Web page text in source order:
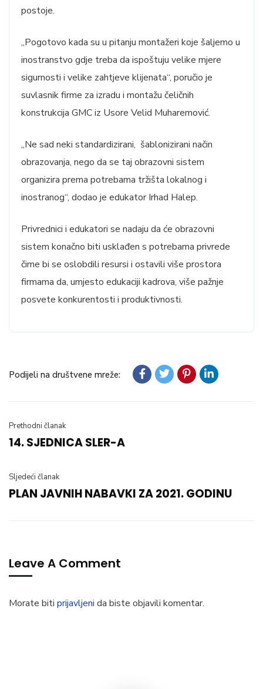
postoje.
„Pogotovo kada su u pitanju montažeri koje šaljemo u
inostranstvo gdje treba da ispoštuju velike mjere
sigurnosti i velike zahtjeve klijenata“, poručio je
suvlasnik firme za izradu i montažu čeličnih
konstrukcija GMC iz Usore Velid Muharemović.
„Ne sad neki standardizirani, šablonizirani način
obrazovanja, nego da se taj obrazovni sistem
organizira prema potrebama tržišta lokalnog i
inostranog“, dodao je edukator Irhad Halep.
Privrednici i edukatori se nadaju da će obrazovni
sistem konačno biti usklađen s potrebama privrede
čime bi se oslobdili resursi i ostavili više prostora
firmama da, umjesto edukaciji kadrova, više pažnje
posvete konkurentosti i produktivnosti.
Podijeli na društvene mreže:
Prethodni članak
14. SJEDNICA SLER-A
Sljedeći članak
PLAN JAVNIH NABAVKI ZA 2021. GODINU
Leave A Comment
Morate biti prijavljeni da biste objavili komentar.